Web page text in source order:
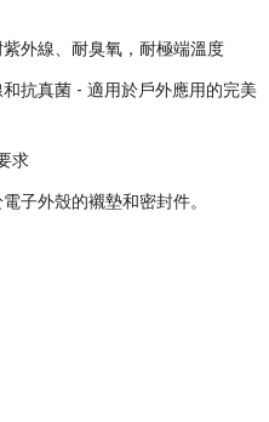
外線、耐臭氧，耐極端溫度
抗真菌 - 適用於戶外應用的完美
求
子外殼的襯墊和密封件。